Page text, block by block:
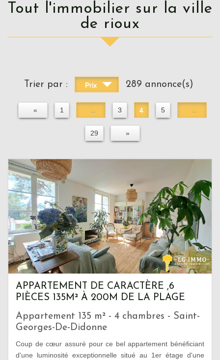
Tout l'immobilier sur la ville
de rioux
Trier par : Prix 289 annonce(s)
« 1 .. 3 4 5 ..
29 »
APPARTEMENT DE CARACTÈRE ,6
PIÈCES 135M² À 200M DE LA PLAGE
Appartement 135 m² - 4 chambres - Saint-
Georges-De-Didonne
Coup de cœur assuré pour ce bel appartement bénéficiant
d'une luminosité exceptionnelle situé au 1er étage d'une